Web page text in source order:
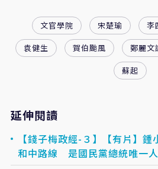
文官學院 宋楚瑜 李
袁健生
賀伯颱風 鄭麗文
蘇起
延伸閱讀
【錢子梅政經-３】【有片】
和中路線 是國民黨總統唯一